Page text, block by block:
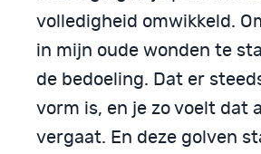
volledigheid omwikkeld.
in mijn oude wonden te
de bedoeling. Dat er
vorm is, en je zo voelt dat
vergaat. En deze golven